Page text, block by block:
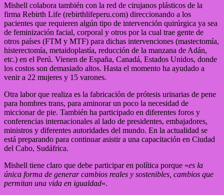
Mishell colabora también con la red de cirujanos plásticos de la
firma Rebirth Life (rebirthlifeperu.com) direccionando a los
pacientes que requieren algún tipo de intervención quirúrgica ya sea
de feminización facial, corporal y otros por la cual trae gente de
otros países (FTM y MTF) para dichas intervenciones (mastectomía,
histerectomía, metaidoplastía, reducción de la manzana de Adán,
etc.) en el Perú. Vienen de España, Canadá, Estados Unidos, donde
los costos son demasiado altos. Hasta el momento ha ayudado a
venir a 22 mujeres y 15 varones.
Otra labor que realiza es la fabricación de prótesis urinarias de pene
para hombres trans, para aminorar un poco la necesidad de
miccionar de pie. También ha participado en diferentes foros y
conferencias internacionales al lado de presidentes, embajadores,
ministros y diferentes autoridades del mundo. En la actualidad se
está preparando para continuar asistir a una capacitación en Ciudad
del Cabo, Sudáfrica.
Mishell tiene claro que debe participar en política porque «es la
única forma de generar cambios reales y sostenibles, cambios que
permitan una vida en igualdad«.